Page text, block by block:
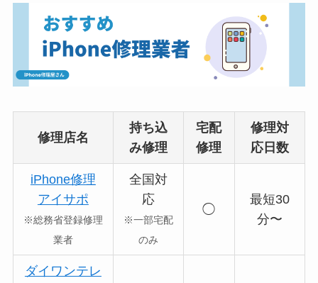
修理店名
持ち込
み修理
宅配
修理
修理対
応日数
iPhone修理
アイサポ
※総務省登録修理
業者
全国対
応
※一部宅配
のみ
◯
最短30
分〜
ダイワンテレ